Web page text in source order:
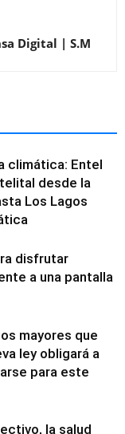
Digital | S.M
climática: Entel
desde la
Los Lagos
disfrutar
a una pantalla
mayores que
ley obligará a
para este
la salud